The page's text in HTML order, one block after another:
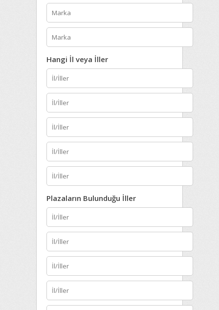
Hangi İl veya İller
Plazaların Bulunduğu İller